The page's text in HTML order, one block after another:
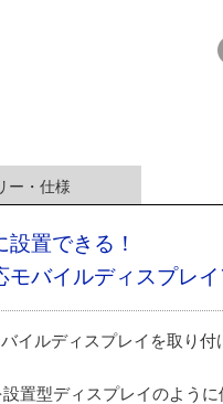
ー・仕様
置できる！
モバイルディスプレイ
イルディスプレイを取り付
置型ディスプレイのよう